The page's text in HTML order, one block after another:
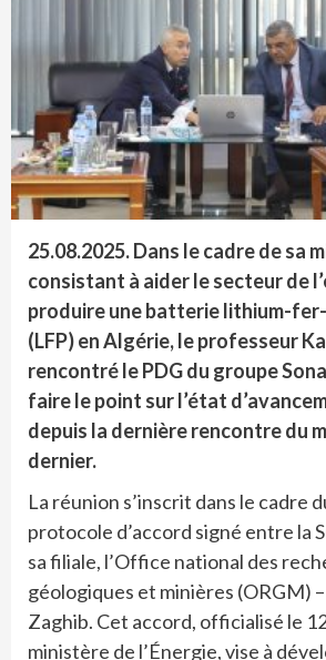
25.08.2025. Dans le cadre de sa
consistant à aider le secteur de
produire une batterie lithium-
(LFP) en Algérie, le professeur
rencontré le PDG du groupe
faire le point sur l’état
depuis la dernière rencontre du
dernier.
La réunion s’inscrit dans le cadre
protocole d’accord signé entre la
sa filiale, l’Office national des
géologiques et minières (ORGM)
Zaghib. Cet accord, officialisé le
ministère de l’Énergie, vise à